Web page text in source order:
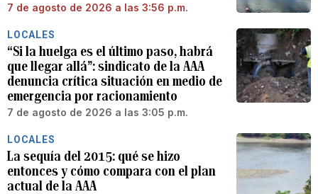
7 de agosto de 2026 a las 3:56 p.m.
LOCALES
“Si la huelga es el último paso, habrá
que llegar allá”: sindicato de la AAA
denuncia crítica situación en medio de
emergencia por racionamiento
7 de agosto de 2026 a las 3:05 p.m.
LOCALES
La sequía del 2015: qué se hizo
entonces y cómo compara con el plan
actual de la AAA